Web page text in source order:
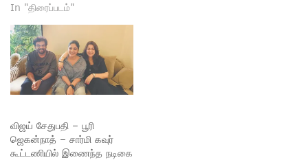
In "திரைப்படம்"
விஜய் சேதுபதி – பூரி
ஜெகன்நாத் – சார்மி கவுர்
கூட்டணியில் இணைந்த நடிகை